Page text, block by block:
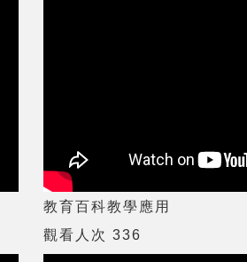
教育百科教學應用
觀看人次 336